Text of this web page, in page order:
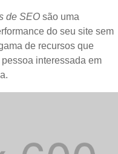
de SEO são uma
do seu site sem
de recursos que
interessada em